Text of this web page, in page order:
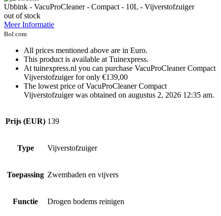
Ubbink - VacuProCleaner - Compact - 10L - Vijverstofzuiger
out of stock
Meer Informatie
Bol.com
All prices mentioned above are in Euro.
This product is available at Tuinexpress.
At tuinexpress.nl you can purchase VacuProCleaner Compact
Vijverstofzuiger for only €139,00
The lowest price of VacuProCleaner Compact
Vijverstofzuiger was obtained on augustus 2, 2026 12:35 am.
Prijs (EUR) 139
Type Vijverstofzuiger
Toepassing Zwembaden en vijvers
Functie Drogen bodems reinigen